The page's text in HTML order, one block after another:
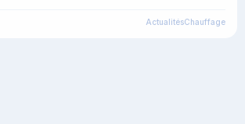
ActualitésChauffage